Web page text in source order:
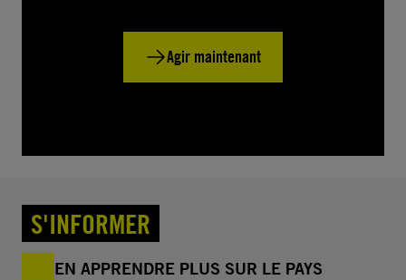
Agir maintenant
S'INFORMER
EN APPRENDRE PLUS SUR LE PAYS